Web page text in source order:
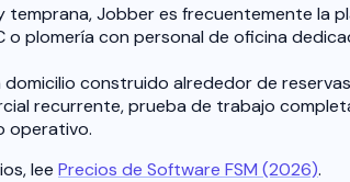
Jobber es frecuentemente la
o plomería con personal de oficina
construido alrededor de
recurrente, prueba de trabajo
operativo.
lee Precios de Software FSM (2026).